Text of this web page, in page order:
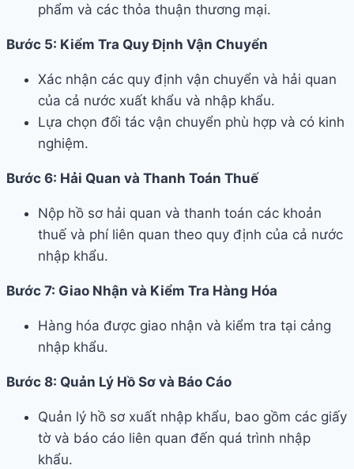
phẩm và các thỏa thuận thương mại.
Bước 5: Kiểm Tra Quy Định Vận Chuyển
Xác nhận các quy định vận chuyển và hải quan
của cả nước xuất khẩu và nhập khẩu.
Lựa chọn đối tác vận chuyển phù hợp và có kinh
nghiệm.
Bước 6: Hải Quan và Thanh Toán Thuế
Nộp hồ sơ hải quan và thanh toán các khoản
thuế và phí liên quan theo quy định của cả nước
nhập khẩu.
Bước 7: Giao Nhận và Kiểm Tra Hàng Hóa
Hàng hóa được giao nhận và kiểm tra tại cảng
nhập khẩu.
Bước 8: Quản Lý Hồ Sơ và Báo Cáo
Quản lý hồ sơ xuất nhập khẩu, bao gồm các giấy
tờ và báo cáo liên quan đến quá trình nhập
khẩu.